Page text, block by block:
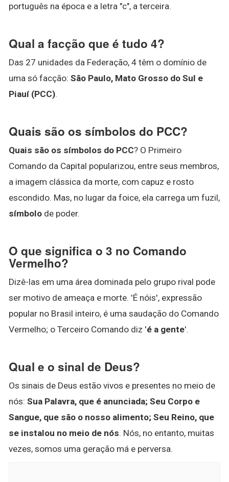
português na época e a letra "c", a terceira.
Qual a facção que é tudo 4?
Das 27 unidades da Federação, 4 têm o domínio de
uma só facção: São Paulo, Mato Grosso do Sul e
Piauí (PCC).
Quais são os símbolos do PCC?
Quais são os símbolos do PCC? O Primeiro
Comando da Capital popularizou, entre seus membros,
a imagem clássica da morte, com capuz e rosto
escondido. Mas, no lugar da foice, ela carrega um fuzil,
símbolo de poder.
O que significa o 3 no Comando
Vermelho?
Dizê-las em uma área dominada pelo grupo rival pode
ser motivo de ameaça e morte. 'É nóis', expressão
popular no Brasil inteiro, é uma saudação do Comando
Vermelho; o Terceiro Comando diz 'é a gente'.
Qual e o sinal de Deus?
Os sinais de Deus estão vivos e presentes no meio de
nós: Sua Palavra, que é anunciada; Seu Corpo e
Sangue, que são o nosso alimento; Seu Reino, que
se instalou no meio de nós. Nós, no entanto, muitas
vezes, somos uma geração má e perversa.